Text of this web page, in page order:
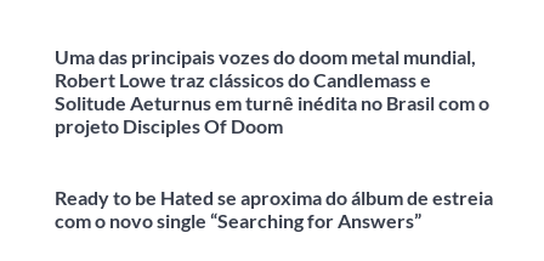
Uma das principais vozes do doom metal mundial,
Robert Lowe traz clássicos do Candlemass e
Solitude Aeturnus em turnê inédita no Brasil com o
projeto Disciples Of Doom
Ready to be Hated se aproxima do álbum de estreia
com o novo single “Searching for Answers”